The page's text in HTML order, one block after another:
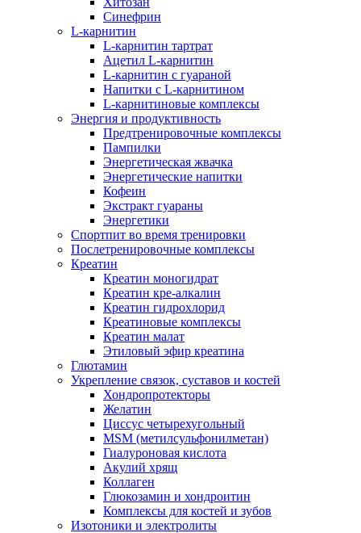
Синефрин
L-карнитин
L-карнитин тартрат
Ацетил L-карнитин
L-карнитин с гуараной
Напитки c L-карнитином
L-карнитиновые комплексы
Энергия и продуктивность
Предтренировочные комплексы
Пампилки
Энергетическая жвачка
Энергетические напитки
Кофеин
Экстракт гуараны
Энергетики
Спортпит во время тренировки
Послетренировочные комплексы
Креатин
Креатин моногидрат
Креатин кре-алкалин
Креатин гидрохлорид
Креатиновые комплексы
Креатин малат
Этиловый эфир креатина
Глютамин
Укрепление связок, суставов и костей
Хондропротекторы
Желатин
Циссус четырехугольный
MSM (метилсульфонилметан)
Гиалуроновая кислота
Акулий хрящ
Коллаген
Глюкозамин и хондроитин
Комплексы для костей и зубов
Изотоники и электролиты